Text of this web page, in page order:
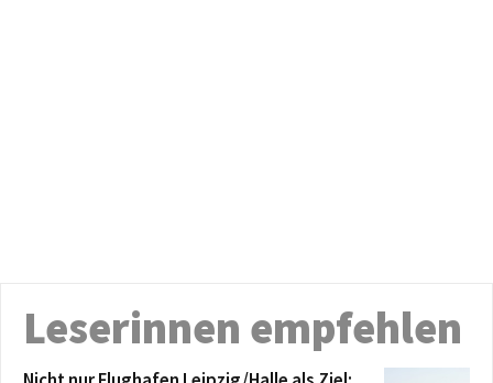
Leserinnen empfehlen